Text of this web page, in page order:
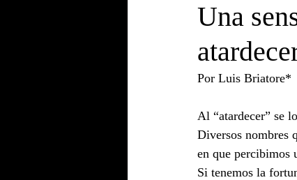
Una
Por Luis Briatore*
Al “atardecer” se
Diversos nombres
en que percibimos
Si tenemos la